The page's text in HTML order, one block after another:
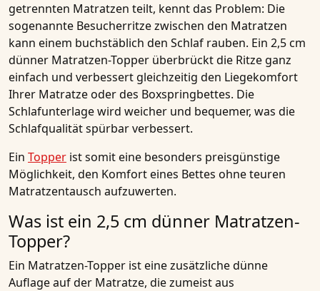
getrennten Matratzen teilt, kennt das Problem: Die
sogenannte Besucherritze zwischen den Matratzen
kann einem buchstäblich den Schlaf rauben. Ein 2,5 cm
dünner Matratzen-Topper überbrückt die Ritze ganz
einfach und verbessert gleichzeitig den Liegekomfort
Ihrer Matratze oder des Boxspringbettes. Die
Schlafunterlage wird weicher und bequemer, was die
Schlafqualität spürbar verbessert.
Ein Topper ist somit eine besonders preisgünstige
Möglichkeit, den Komfort eines Bettes ohne teuren
Matratzentausch aufzuwerten.
Was ist ein 2,5 cm dünner Matratzen-
Topper?
Ein Matratzen-Topper ist eine zusätzliche dünne
Auflage auf der Matratze, die zumeist aus